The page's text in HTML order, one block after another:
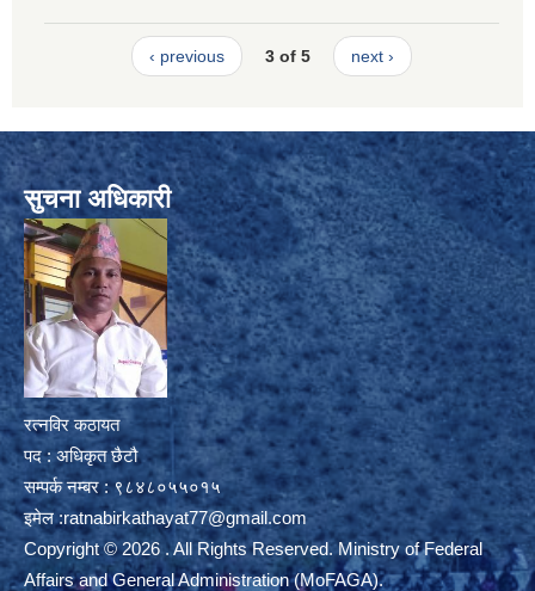
‹ previous 3 of 5 next ›
सुचना अधिकारी
रत्नविर कठायत
पद : अधिकृत छैटौ
सम्पर्क नम्बर : ९८४८०५५०१५
इमेल :ratnabirkathayat77@gmail.com
Copyright © 2026 . All Rights Reserved. Ministry of Federal
Affairs and General Administration (MoFAGA).